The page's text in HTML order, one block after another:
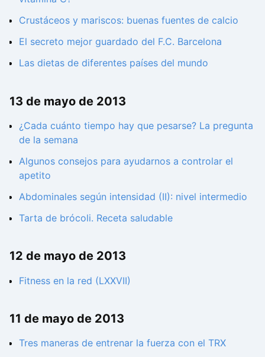
Crustáceos y mariscos: buenas fuentes de calcio
El secreto mejor guardado del F.C. Barcelona
Las dietas de diferentes países del mundo
13 de mayo de 2013
¿Cada cuánto tiempo hay que pesarse? La pregunta
de la semana
Algunos consejos para ayudarnos a controlar el
apetito
Abdominales según intensidad (II): nivel intermedio
Tarta de brócoli. Receta saludable
12 de mayo de 2013
Fitness en la red (LXXVII)
11 de mayo de 2013
Tres maneras de entrenar la fuerza con el TRX